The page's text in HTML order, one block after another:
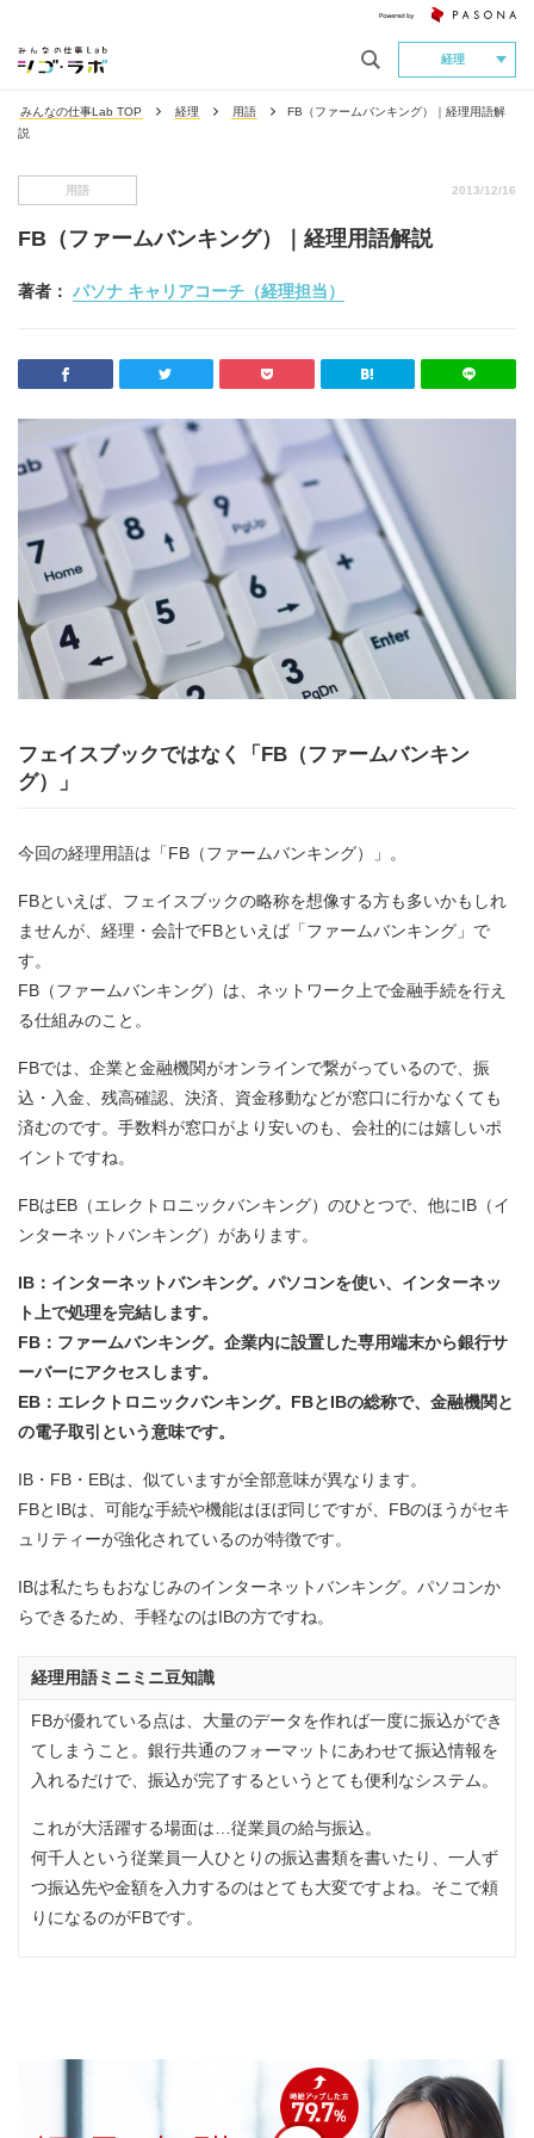
経理
みんなの仕事Lab TOP 経理 用語
FB（ファームバンキング）｜経理用語解
説
用語 2013/12/16
FB（ファームバンキング）｜経理用語解説
著者： パソナ キャリアコーチ（経理担当）
フェイスブックではなく「FB（ファームバンキン
グ）」
今回の経理用語は「FB（ファームバンキング）」。
FBといえば、フェイスブックの略称を想像する方も多いかもしれ
ませんが、経理・会計でFBといえば「ファームバンキング」で
す。
FB（ファームバンキング）は、ネットワーク上で金融手続を行え
る仕組みのこと。
FBでは、企業と金融機関がオンラインで繋がっているので、振
込・入金、残高確認、決済、資金移動などが窓口に行かなくても
済むのです。手数料が窓口がより安いのも、会社的には嬉しいポ
イントですね。
FBはEB（エレクトロニックバンキング）のひとつで、他にIB（イ
ンターネットバンキング）があります。
IB：インターネットバンキング。パソコンを使い、インターネッ
ト上で処理を完結します。
FB：ファームバンキング。企業内に設置した専用端末から銀行サ
ーバーにアクセスします。
EB：エレクトロニックバンキング。FBとIBの総称で、金融機関と
の電子取引という意味です。
IB・FB・EBは、似ていますが全部意味が異なります。
FBとIBは、可能な手続や機能はほぼ同じですが、FBのほうがセキ
ュリティーが強化されているのが特徴です。
IBは私たちもおなじみのインターネットバンキング。パソコンか
らできるため、手軽なのはIBの方ですね。
経理用語ミニミニ豆知識
FBが優れている点は、大量のデータを作れば一度に振込ができ
てしまうこと。銀行共通のフォーマットにあわせて振込情報を
入れるだけで、振込が完了するというとても便利なシステム。
これが大活躍する場面は…従業員の給与振込。
何千人という従業員一人ひとりの振込書類を書いたり、一人ず
つ振込先や金額を入力するのはとても大変ですよね。そこで頼
りになるのがFBです。